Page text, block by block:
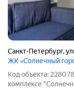
Санкт-Петербург,
ЖК «Солнечный
Код объекта:
комплeкcе